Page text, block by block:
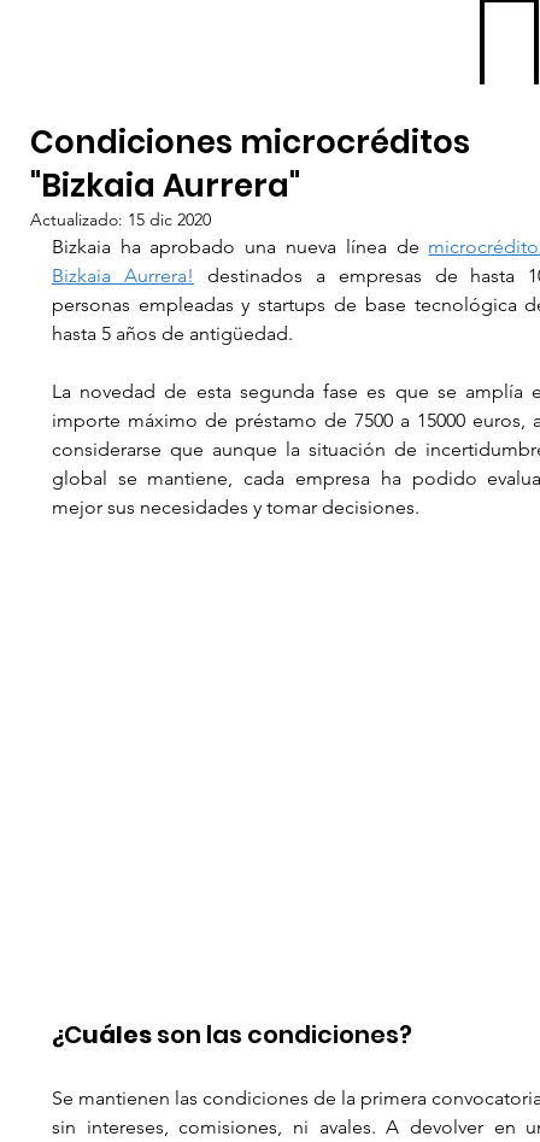
Condiciones microcréditos
"Bizkaia Aurrera"
Actualizado: 15 dic 2020
Bizkaia ha aprobado una nueva línea de
Bizkaia Aurrera!
destinados a empresas de hasta
personas empleadas y startups de base tecnológica
hasta 5 años de antigüedad.
La novedad de esta segunda fase es que se amplía
importe máximo de préstamo de 7500 a 15000 euros,
considerarse que aunque la situación de
global se mantiene, cada empresa ha podido
mejor sus necesidades y tomar decisiones.
¿Cuáles son las condiciones?
Se mantienen las condiciones de la primera
sin intereses, comisiones, ni avales. A devolver en